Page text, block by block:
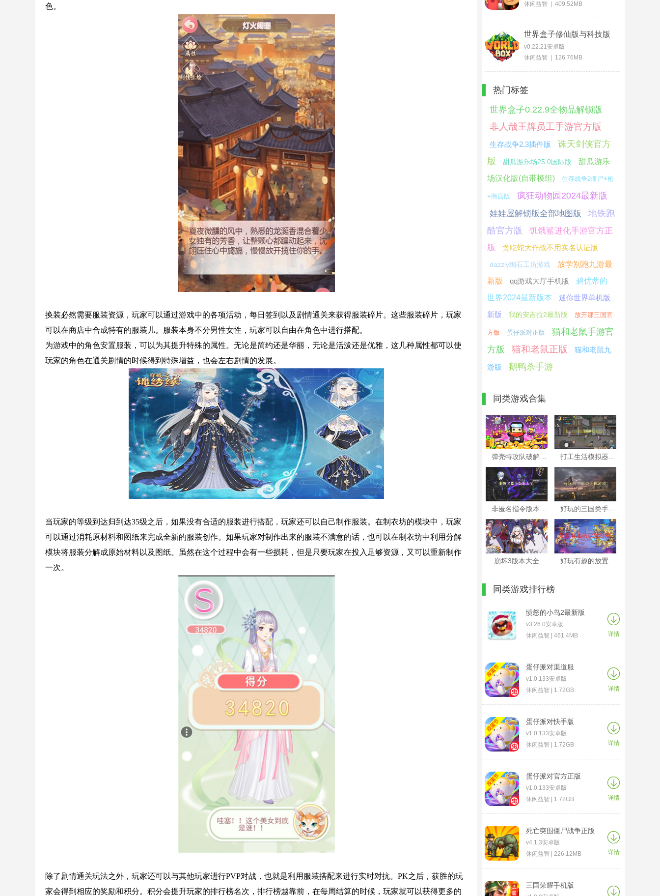
色。
换装必然需要服装资源，玩家可以通过游戏中的各项活动，每日签到以及剧情通关来获得服装碎片。这些服装碎片，玩家
可以在商店中合成特有的服装儿。服装本身不分男性女性，玩家可以自由在角色中进行搭配。
为游戏中的角色安置服装，可以为其提升特殊的属性。无论是简约还是华丽，无论是活泼还是优雅，这几种属性都可以使
玩家的角色在通关剧情的时候得到特殊增益，也会左右剧情的发展。
当玩家的等级到达归到达35级之后，如果没有合适的服装进行搭配，玩家还可以自己制作服装。在制衣坊的模块中，玩家
可以通过消耗原材料和图纸来完成全新的服装创作。如果玩家对制作出来的服装不满意的话，也可以在制衣坊中利用分解
模块将服装分解成原始材料以及图纸。虽然在这个过程中会有一些损耗，但是只要玩家在投入足够资源，又可以重新制作
一次。
除了剧情通关玩法之外，玩家还可以与其他玩家进行PVP对战，也就是利用服装搭配来进行实时对抗。PK之后，获胜的玩
家会得到相应的奖励和积分。积分会提升玩家的排行榜名次，排行榜越靠前，在每周结算的时候，玩家就可以获得更多的
休闲益智 | 409.52MB
世界盒子修仙版与科技版
mod版
v0.22.21安卓版
休闲益智 | 126.76MB
热门标签
世界盒子0.22.9全物品解锁版
非人哉王牌员工手游官方版
生存战争2.3插件版
诛天剑侠官方
版
甜瓜游乐场25.0国际版
甜瓜游乐
场汉化版(自带模组)
生存战争2僵尸+枪
+商店版 疯狂动物园2024最新版
娃娃屋解锁版全部地图版
地铁跑
酷官方版
饥饿鲨进化手游官方正
版
贪吃蛇大作战不用实名认证版
dazzly绚石工坊游戏
放学别跑九游最
新版
qq游戏大厅手机版
碧优蒂的
世界2024最新版本
迷你世界单机版
新版
我的安吉拉2最新版 放开那三国官
方版 蛋仔派对正版
猫和老鼠手游官
方版
猫和老鼠正版 猫和老鼠九
游版 鹅鸭杀手游
同类游戏合集
崩坏3版本大全
同类游戏排行榜
愤怒的小鸟2最新版
v3.26.0安卓版
休闲益智 | 461.4MB
详情
蛋仔派对渠道服
v1.0.133安卓版
休闲益智 | 1.72GB
详情
蛋仔派对快手版
v1.0.133安卓版
休闲益智 | 1.72GB
详情
蛋仔派对官方正版
v1.0.133安卓版
休闲益智 | 1.72GB
详情
死亡突围僵尸战争正版
v4.1.3安卓版
休闲益智 | 226.12MB
详情
三国荣耀手机版